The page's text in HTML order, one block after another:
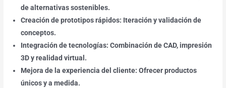
de alternativas sostenibles.
Creación de prototipos rápidos: Iteración y validación de
conceptos.
Integración de tecnologías: Combinación de CAD, impresión
3D y realidad virtual.
Mejora de la experiencia del cliente: Ofrecer productos
únicos y a medida.